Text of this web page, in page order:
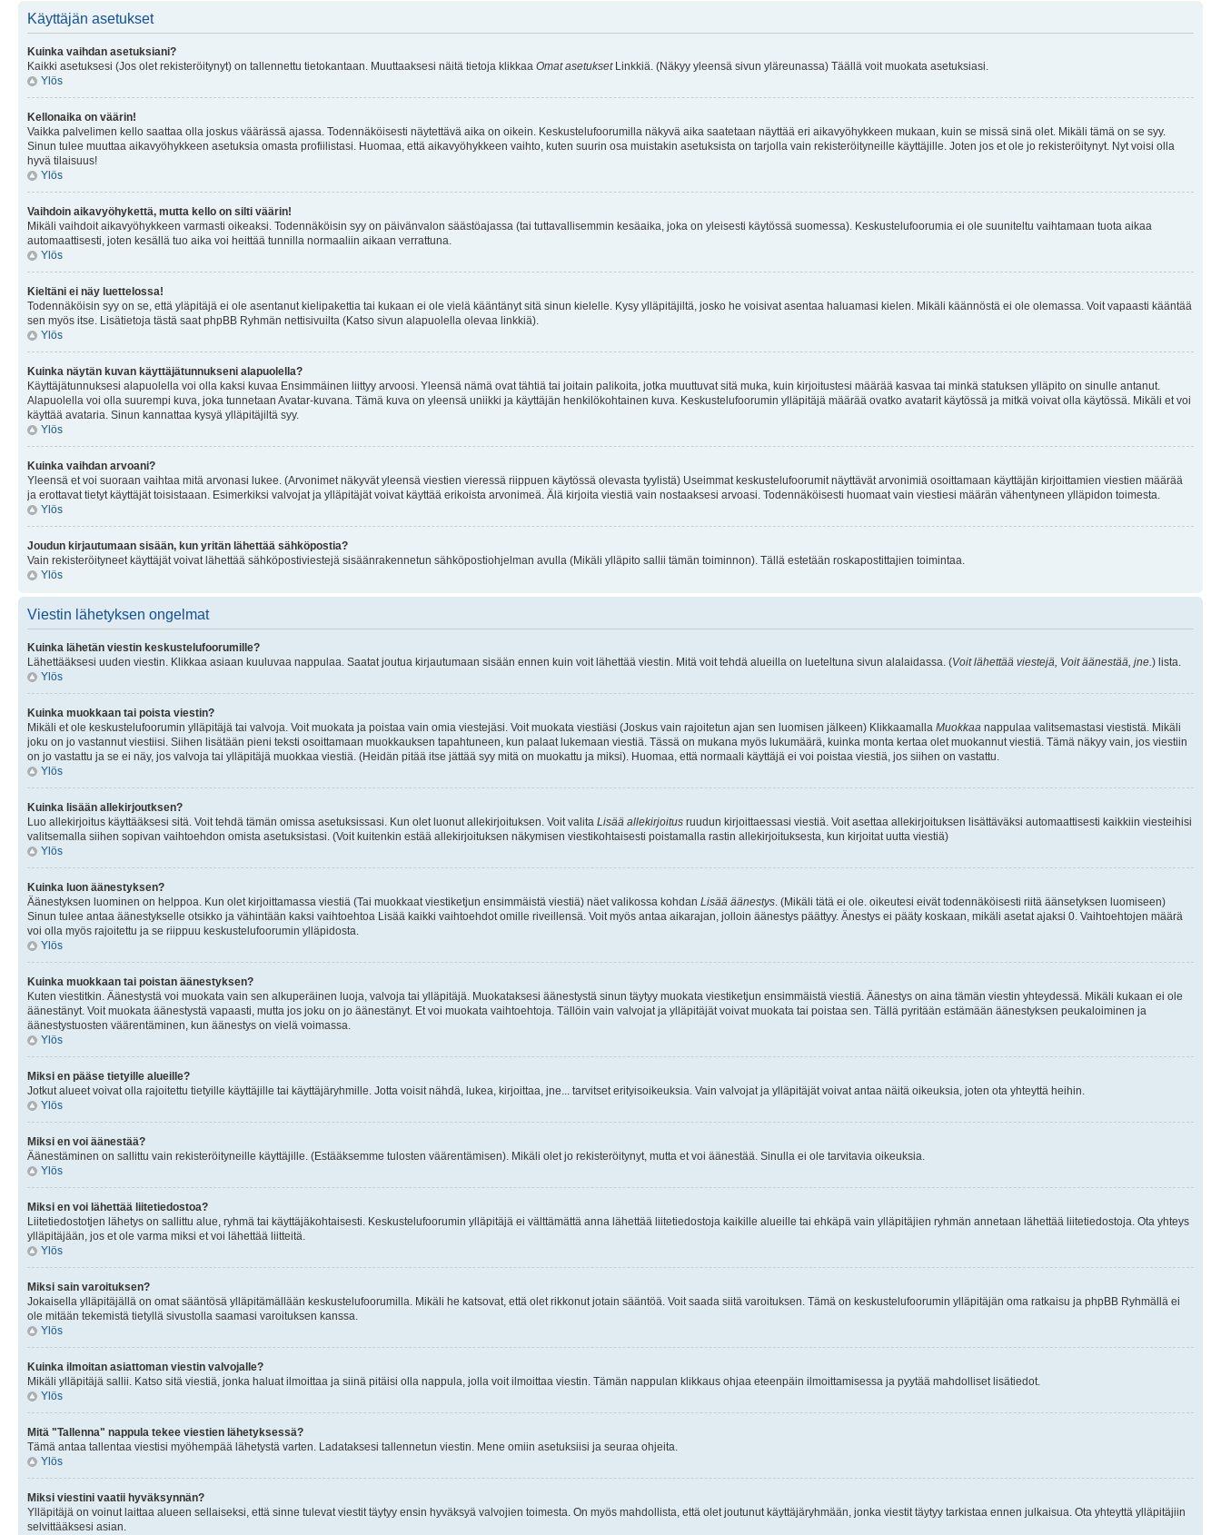
Käyttäjän asetukset
Kuinka vaihdan asetuksiani?
Kaikki asetuksesi (Jos olet rekisteröitynyt) on tallennettu tietokantaan. Muuttaaksesi näitä tietoja klikkaa Omat asetuksetLinkkiä. (Näkyy yleensä sivun yläreunassa) Täällä voit muokata asetuksiasi.
Ylös
Kellonaika on väärin!
Vaikka palvelimen kello saattaa olla joskus väärässä ajassa. Todennäköisesti näytettävä aika on oikein. Keskustelufoorumilla näkyvä aika saatetaan näyttää eri aikavyöhykkeen mukaan, kuin se missä sinä olet. Mikäli tämä on se syy.
Sinun tulee muuttaa aikavyöhykkeen asetuksia omasta profiilistasi. Huomaa, että aikavyöhykkeen vaihto, kuten suurin osa muistakin asetuksista on tarjolla vain rekisteröityneille käyttäjille. Joten jos et ole jo rekisteröitynyt. Nyt voisi olla
hyvä tilaisuus!
Ylös
Vaihdoin aikavyöhykettä, mutta kello on silti väärin!
Mikäli vaihdoit aikavyöhykkeen varmasti oikeaksi. Todennäköisin syy on päivänvalon säästöajassa (tai tuttavallisemmin kesäaika, joka on yleisesti käytössä suomessa). Keskustelufoorumia ei ole suuniteltu vaihtamaan tuota aikaa
automaattisesti, joten kesällä tuo aika voi heittää tunnilla normaaliin aikaan verrattuna.
Ylös
Kieltäni ei näy luettelossa!
Todennäköisin syy on se, että yläpitäjä ei ole asentanut kielipakettia tai kukaan ei ole vielä kääntänyt sitä sinun kielelle. Kysy ylläpitäjiltä, josko he voisivat asentaa haluamasi kielen. Mikäli käännöstä ei ole olemassa. Voit vapaasti kääntää
sen myös itse. Lisätietoja tästä saat phpBB Ryhmän nettisivuilta (Katso sivun alapuolella olevaa linkkiä).
Ylös
Kuinka näytän kuvan käyttäjätunnukseni alapuolella?
Käyttäjätunnuksesi alapuolella voi olla kaksi kuvaa Ensimmäinen liittyy arvoosi. Yleensä nämä ovat tähtiä tai joitain palikoita, jotka muuttuvat sitä muka, kuin kirjoitustesi määrää kasvaa tai minkä statuksen ylläpito on sinulle antanut.
Alapuolella voi olla suurempi kuva, joka tunnetaan Avatar-kuvana. Tämä kuva on yleensä uniikki ja käyttäjän henkilökohtainen kuva. Keskustelufoorumin ylläpitäjä määrää ovatko avatarit käytössä ja mitkä voivat olla käytössä. Mikäli et voi
käyttää avataria. Sinun kannattaa kysyä ylläpitäjiltä syy.
Ylös
Kuinka vaihdan arvoani?
Yleensä et voi suoraan vaihtaa mitä arvonasi lukee. (Arvonimet näkyvät yleensä viestien vieressä riippuen käytössä olevasta tyylistä) Useimmat keskustelufoorumit näyttävät arvonimiä osoittamaan käyttäjän kirjoittamien viestien määrää
ja erottavat tietyt käyttäjät toisistaaan. Esimerkiksi valvojat ja ylläpitäjät voivat käyttää erikoista arvonimeä. Älä kirjoita viestiä vain nostaaksesi arvoasi. Todennäköisesti huomaat vain viestiesi määrän vähentyneen ylläpidon toimesta.
Ylös
Joudun kirjautumaan sisään, kun yritän lähettää sähköpostia?
Vain rekisteröityneet käyttäjät voivat lähettää sähköpostiviestejä sisäänrakennetun sähköpostiohjelman avulla (Mikäli ylläpito sallii tämän toiminnon). Tällä estetään roskapostittajien toimintaa.
Ylös
Viestin lähetyksen ongelmat
Kuinka lähetän viestin keskustelufoorumille?
Lähettääksesi uuden viestin. Klikkaa asiaan kuuluvaa nappulaa. Saatat joutua kirjautumaan sisään ennen kuin voit lähettää viestin. Mitä voit tehdä alueilla on lueteltuna sivun alalaidassa. (Voit lähettää viestejä, Voit äänestää, jne. ) lista.
Ylös
Kuinka muokkaan tai poista viestin?
Mikäli et ole keskustelufoorumin ylläpitäjä tai valvoja. Voit muokata ja poistaa vain omia viestejäsi. Voit muokata viestiäsi (Joskus vain rajoitetun ajan sen luomisen jälkeen) Klikkaamalla Muokkaa nappulaa valitsemastasi viestistä. Mikäli
joku on jo vastannut viestiisi. Siihen lisätään pieni teksti osoittamaan muokkauksen tapahtuneen, kun palaat lukemaan viestiä. Tässä on mukana myös lukumäärä, kuinka monta kertaa olet muokannut viestiä. Tämä näkyy vain, jos viestiin
on jo vastattu ja se ei näy, jos valvoja tai ylläpitäjä muokkaa viestiä. (Heidän pitää itse jättää syy mitä on muokattu ja miksi). Huomaa, että normaali käyttäjä ei voi poistaa viestiä, jos siihen on vastattu.
Ylös
Kuinka lisään allekirjoutksen?
Luo allekirjoitus käyttääksesi sitä. Voit tehdä tämän omissa asetuksissasi. Kun olet luonut allekirjoituksen. Voit valita Lisää allekirjoitus ruudun kirjoittaessasi viestiä. Voit asettaa allekirjoituksen lisättäväksi automaattisesti kaikkiin viesteihisi
valitsemalla siihen sopivan vaihtoehdon omista asetuksistasi. (Voit kuitenkin estää allekirjoituksen näkymisen viestikohtaisesti poistamalla rastin allekirjoituksesta, kun kirjoitat uutta viestiä)
Ylös
Kuinka luon äänestyksen?
Äänestyksen luominen on helppoa. Kun olet kirjoittamassa viestiä (Tai muokkaat viestiketjun ensimmäistä viestiä) näet valikossa kohdan Lisää äänestys . (Mikäli tätä ei ole. oikeutesi eivät todennäköisesti riitä äänsetyksen luomiseen)
Sinun tulee antaa äänestykselle otsikko ja vähintään kaksi vaihtoehtoa Lisää kaikki vaihtoehdot omille riveillensä. Voit myös antaa aikarajan, jolloin äänestys päättyy. Änestys ei pääty koskaan, mikäli asetat ajaksi 0. Vaihtoehtojen määrä
voi olla myös rajoitettu ja se riippuu keskustelufoorumin ylläpidosta.
Ylös
Kuinka muokkaan tai poistan äänestyksen?
Kuten viestitkin. Äänestystä voi muokata vain sen alkuperäinen luoja, valvoja tai ylläpitäjä. Muokataksesi äänestystä sinun täytyy muokata viestiketjun ensimmäistä viestiä. Äänestys on aina tämän viestin yhteydessä. Mikäli kukaan ei ole
äänestänyt. Voit muokata äänestystä vapaasti, mutta jos joku on jo äänestänyt. Et voi muokata vaihtoehtoja. Tällöin vain valvojat ja ylläpitäjät voivat muokata tai poistaa sen. Tällä pyritään estämään äänestyksen peukaloiminen ja
äänestystuosten väärentäminen, kun äänestys on vielä voimassa.
Ylös
Miksi en pääse tietyille alueille?
Jotkut alueet voivat olla rajoitettu tietyille käyttäjille tai käyttäjäryhmille. Jotta voisit nähdä, lukea, kirjoittaa, jne... tarvitset erityisoikeuksia. Vain valvojat ja ylläpitäjät voivat antaa näitä oikeuksia, joten ota yhteyttä heihin.
Ylös
Miksi en voi äänestää?
Äänestäminen on sallittu vain rekisteröityneille käyttäjille. (Estääksemme tulosten väärentämisen). Mikäli olet jo rekisteröitynyt, mutta et voi äänestää. Sinulla ei ole tarvitavia oikeuksia.
Ylös
Miksi en voi lähettää liitetiedostoa?
Liitetiedostotjen lähetys on sallittu alue, ryhmä tai käyttäjäkohtaisesti. Keskustelufoorumin ylläpitäjä ei välttämättä anna lähettää liitetiedostoja kaikille alueille tai ehkäpä vain ylläpitäjien ryhmän annetaan lähettää liitetiedostoja. Ota yhteys
ylläpitäjään, jos et ole varma miksi et voi lähettää liitteitä.
Ylös
Miksi sain varoituksen?
Jokaisella ylläpitäjällä on omat sääntösä ylläpitämällään keskustelufoorumilla. Mikäli he katsovat, että olet rikkonut jotain sääntöä. Voit saada siitä varoituksen. Tämä on keskustelufoorumin ylläpitäjän oma ratkaisu ja phpBB Ryhmällä ei
ole mitään tekemistä tietyllä sivustolla saamasi varoituksen kanssa.
Ylös
Kuinka ilmoitan asiattoman viestin valvojalle?
Mikäli ylläpitäjä sallii. Katso sitä viestiä, jonka haluat ilmoittaa ja siinä pitäisi olla nappula, jolla voit ilmoittaa viestin. Tämän nappulan klikkaus ohjaa eteenpäin ilmoittamisessa ja pyytää mahdolliset lisätiedot.
Ylös
Mitä "Tallenna" nappula tekee viestien lähetyksessä?
Tämä antaa tallentaa viestisi myöhempää lähetystä varten. Ladataksesi tallennetun viestin. Mene omiin asetuksiisi ja seuraa ohjeita.
Ylös
Miksi viestini vaatii hyväksynnän?
Ylläpitäjä on voinut laittaa alueen sellaiseksi, että sinne tulevat viestit täytyy ensin hyväksyä valvojien toimesta. On myös mahdollista, että olet joutunut käyttäjäryhmään, jonka viestit täytyy tarkistaa ennen julkaisua. Ota yhteyttä ylläpitäjiin
selvittääksesi asian.